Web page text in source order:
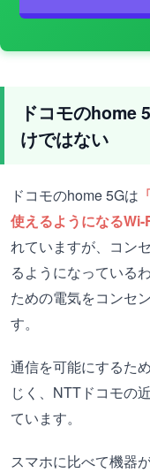
ドコモのhome
けではない
ドコモのhome 5Gは
使えるようになるWi-
れていますが、コン
るようになっている
ための電気をコンセ
す。
通信を可能にするた
じく、NTTドコモの
ています。
スマホに比べて機器